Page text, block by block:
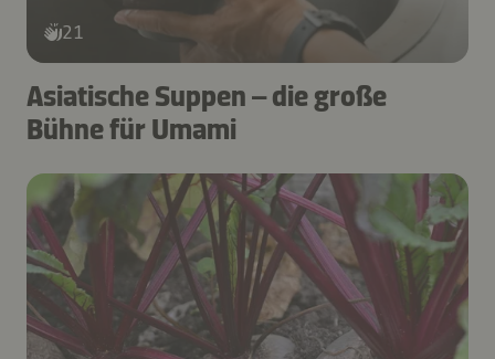
21
Asiatische Suppen – die große
Bühne für Umami